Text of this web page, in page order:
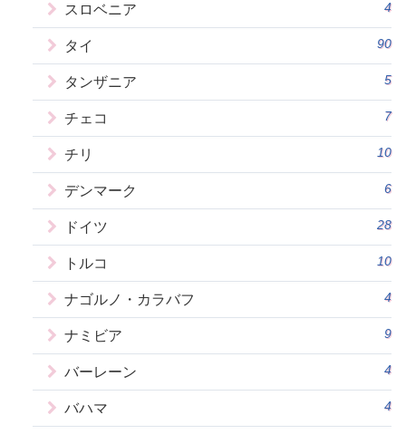
スロベニア 4
タイ 90
タンザニア 5
チェコ 7
チリ 10
デンマーク 6
ドイツ 28
トルコ 10
ナゴルノ・カラバフ 4
ナミビア 9
バーレーン 4
バハマ 4